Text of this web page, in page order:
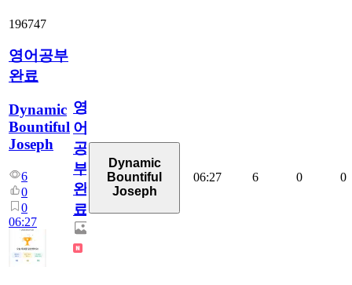
196747
영어공부
완료
Dynamic
Bountiful
Joseph
6
0
0
06:27
영
어
공
부
완
료
Dynamic
Bountiful
Joseph
06:27 6 0 0